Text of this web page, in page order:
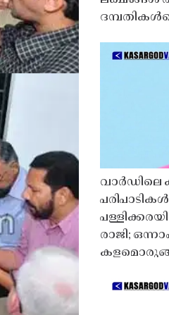
വാർഡിലെ
രാജി;